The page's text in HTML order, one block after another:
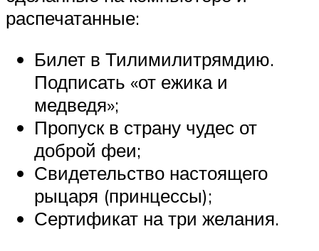
распечатанные:
Билет в Тилимилитрямдию.
Подписать «от ежика и
медведя»;
Пропуск в страну чудес от
доброй феи;
Свидетельство настоящего
рыцаря (принцессы);
Сертификат на три желания.